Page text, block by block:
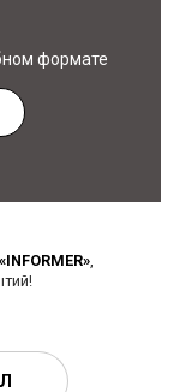
формате
«INFORMER»,